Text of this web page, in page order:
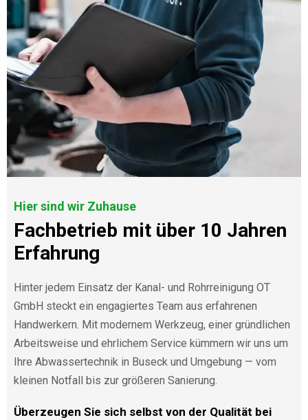
Hier sind wir Zuhause
Fachbetrieb mit über 10 Jahren
Erfahrung
Hinter jedem Einsatz der Kanal- und Rohrreinigung OT
GmbH steckt ein engagiertes Team aus erfahrenen
Handwerkern. Mit modernem Werkzeug, einer gründlichen
Arbeitsweise und ehrlichem Service kümmern wir uns um
Ihre Abwassertechnik in Buseck und Umgebung — vom
kleinen Notfall bis zur größeren Sanierung.
Überzeugen Sie sich selbst von der Qualität bei